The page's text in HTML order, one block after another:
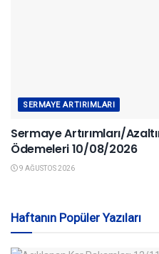
SERMAYE ARTIRIMLARI
Sermaye Artırımları/
Ödemeleri 10/08/2026
9 AĞUSTOS 2026
Haftanın Popüler Yazıları